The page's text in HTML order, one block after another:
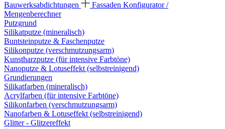
Bauwerksabdichtungen
Fassaden Konfigurator /
Mengenberechner
Putzgrund
Silikatputze (mineralisch)
Buntsteinputze & Faschenputze
Silikonputze (verschmutzungsarm)
Kunstharzputze (für intensive Farbtöne)
Nanoputze & Lotuseffekt (selbstreinigend)
Grundierungen
Silikatfarben (mineralisch)
Acrylfarben (für intensive Farbtöne)
Silikonfarben (verschmutzungsarm)
Nanofarben & Lotuseffekt (selbstreinigend)
Glitter - Glitzereffekt